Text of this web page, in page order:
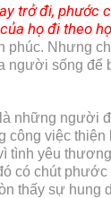
trở đi, phước
họ đi theo họ
Nhưng
người sống
những người
việc thiện
tình yêu
có chút
thấy sự hung